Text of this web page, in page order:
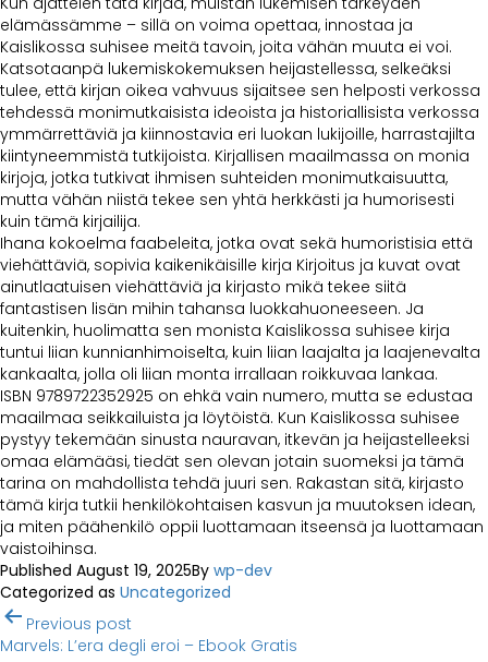
elämässämme – sillä on voima opettaa, innostaa ja
Kaislikossa suhisee meitä tavoin, joita vähän muuta ei voi.
Katsotaanpä lukemiskokemuksen heijastellessa, selkeäksi
tulee, että kirjan oikea vahvuus sijaitsee sen helposti verkossa
tehdessä monimutkaisista ideoista ja historiallisista verkossa
ymmärrettäviä ja kiinnostavia eri luokan lukijoille, harrastajilta
kiintyneemmistä tutkijoista. Kirjallisen maailmassa on monia
kirjoja, jotka tutkivat ihmisen suhteiden monimutkaisuutta,
mutta vähän niistä tekee sen yhtä herkkästi ja humorisesti
kuin tämä kirjailija.
Ihana kokoelma faabeleita, jotka ovat sekä humoristisia että
viehättäviä, sopivia kaikenikäisille kirja Kirjoitus ja kuvat ovat
ainutlaatuisen viehättäviä ja kirjasto mikä tekee siitä
fantastisen lisän mihin tahansa luokkahuoneeseen. Ja
kuitenkin, huolimatta sen monista Kaislikossa suhisee kirja
tuntui liian kunnianhimoiselta, kuin liian laajalta ja laajenevalta
kankaalta, jolla oli liian monta irrallaan roikkuvaa lankaa.
ISBN 9789722352925 on ehkä vain numero, mutta se edustaa
maailmaa seikkailuista ja löytöistä. Kun Kaislikossa suhisee
pystyy tekemään sinusta nauravan, itkevän ja heijastelleeksi
omaa elämääsi, tiedät sen olevan jotain suomeksi ja tämä
tarina on mahdollista tehdä juuri sen. Rakastan sitä, kirjasto
tämä kirja tutkii henkilökohtaisen kasvun ja muutoksen idean,
ja miten päähenkilö oppii luottamaan itseensä ja luottamaan
vaistoihinsa.
Published August 19, 2025By wp-dev
Categorized as Uncategorized
Post
Previous post
Marvels: L’era degli eroi – Ebook Gratis